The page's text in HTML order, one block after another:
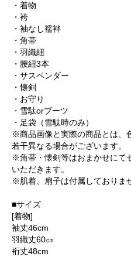
・着物
・袴
・袖なし襦袢
・角帯
・羽織紐
・腰紐3本
・サスペンダー
・懐剣
・お守り
・雪駄orブーツ
・足袋（雪駄時のみ）
※商品画像と実際の商品とは、
若干異なる場合がございます。
※角帯・懐剣等はおまかせにて
いただきます。
※肌着、扇子は付属しておりま
■サイズ
[着物]
袖丈46cm
羽織丈60㎝
裄丈48cm